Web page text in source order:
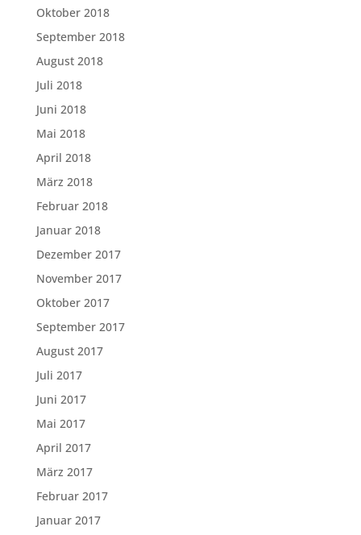
Oktober 2018
September 2018
August 2018
Juli 2018
Juni 2018
Mai 2018
April 2018
März 2018
Februar 2018
Januar 2018
Dezember 2017
November 2017
Oktober 2017
September 2017
August 2017
Juli 2017
Juni 2017
Mai 2017
April 2017
März 2017
Februar 2017
Januar 2017